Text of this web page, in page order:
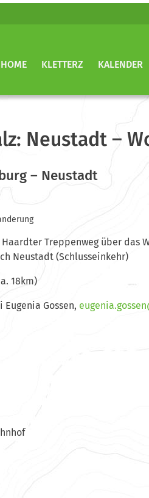
HOME KLETTERZ KALENDER
Neustadt –
– Neustadt
Treppenweg über das
Neustadt (Schlusseinkehr)
18km)
Eugenia Gossen, og.ai
negue